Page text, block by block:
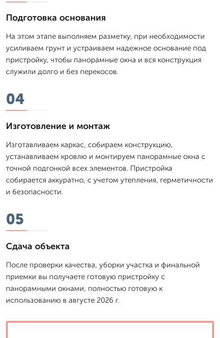
Подготовка основания
На этом этапе выполняем разметку, при необходимости
усиливаем грунт и устраиваем надежное основание под
пристройку, чтобы панорамные окна и вся конструкция
служили долго и без перекосов.
04
Изготовление и монтаж
Изготавливаем каркас, собираем конструкцию,
устанавливаем кровлю и монтируем панорамные окна с
точной подгонкой всех элементов. Пристройка
собирается аккуратно, с учетом утепления, герметичности
и безопасности.
05
Сдача объекта
После проверки качества, уборки участка и финальной
приемки вы получаете готовую пристройку с
панорамными окнами, полностью готовую к
использованию в августе 2026 г.